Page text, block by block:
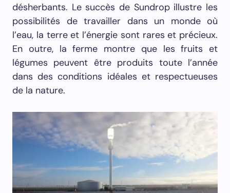
désherbants. Le succès de Sundrop illustre les
possibilités de travailler dans un monde où
l’eau, la terre et l’énergie sont rares et précieux.
En outre, la ferme montre que les fruits et
légumes peuvent être produits toute l’année
dans des conditions idéales et respectueuses
de la nature.